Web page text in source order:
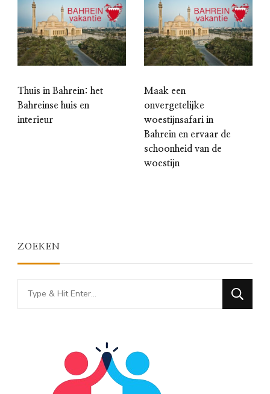
Thuis in Bahrein: het
Bahreinse huis en
interieur
Maak een
onvergetelijke
woestijnsafari in
Bahrein en ervaar de
schoonheid van de
woestijn
ZOEKEN
Looking
for